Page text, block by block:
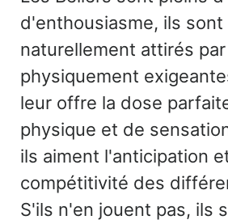
d'enthousiasme, ils sont
naturellement attirés
physiquement
leur offre la dose
physique et de
ils aiment l'anticipation
compétitivité des
S'ils n'en jouent pas, ils